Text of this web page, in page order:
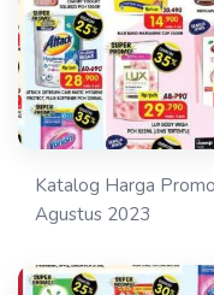
Katalog Harga
Agustus 2023